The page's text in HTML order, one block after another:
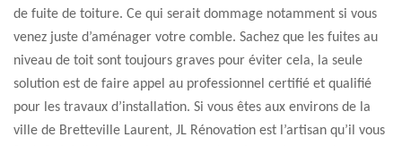
de fuite de toiture. Ce qui serait dommage notamment si vous
venez juste d’aménager votre comble. Sachez que les fuites au
niveau de toit sont toujours graves pour éviter cela, la seule
solution est de faire appel au professionnel certifié et qualifié
pour les travaux d’installation. Si vous êtes aux environs de la
ville de Bretteville Laurent, JL Rénovation est l’artisan qu’il vous